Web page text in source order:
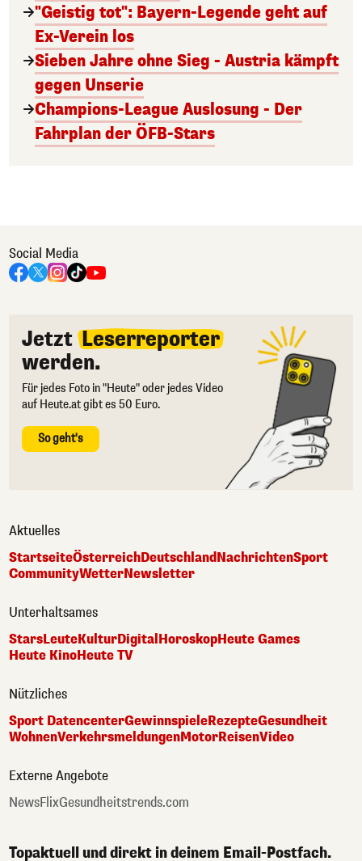
"Geistig tot": Bayern-Legende geht auf
Ex-Verein los
Sieben Jahre ohne Sieg - Austria kämpft
gegen Unserie
Champions-League Auslosung - Der
Fahrplan der ÖFB-Stars
Social Media
Jetzt Leserreporter
werden.
Für jedes Foto in "Heute" oder jedes Video
auf Heute.at gibt es 50 Euro.
So geht's
Aktuelles
StartseiteÖsterreichDeutschlandNachrichtenSport
CommunityWetterNewsletter
Unterhaltsames
StarsLeuteKulturDigital HoroskopHeute Games
Heute KinoHeute TV
Nützliches
Sport DatencenterGewinnspieleRezepteGesundheit
WohnenVerkehrsmeldungenMotorReisenVideo
Externe Angebote
NewsFlixGesundheitstrends.com
Topaktuell und direkt in deinem Email-Postfach.